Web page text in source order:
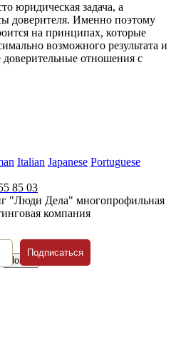
юридическая задача, а
доверителя. Именно поэтому
на принципах, которые
возможного результата и
отношения с
Italian Japanese Portuguese
85 03
"Люди Дела" многопрофильная
компания
Подписаться